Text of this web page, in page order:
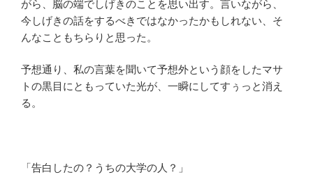
がら、脳の端でしげきのことを思い出す。言いながら、
今しげきの話をするべきではなかったかもしれない、そ
んなこともちらりと思った。
予想通り、私の言葉を聞いて予想外という顔をしたマサ
トの黒目にともっていた光が、一瞬にしてすぅっと消え
る。
「告白したの？うちの大学の人？」